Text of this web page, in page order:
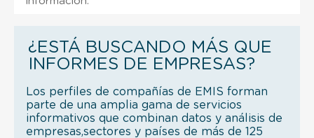
¿ESTÁ BUSCANDO MÁS QUE
INFORMES DE EMPRESAS?
Los perfiles de compañías de EMIS forman
parte de una amplia gama de servicios
informativos que combinan datos y análisis de
empresas,sectores y países de más de 125